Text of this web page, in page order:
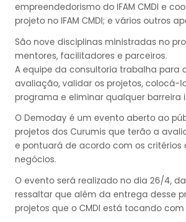
empreendedorismo do IFAM CMDI e
projeto no IFAM CMDI; e vários outros
São nove disciplinas ministradas no
mentores, facilitadores e parceiros.
A equipe da consultoria trabalha
avaliação, validar os projetos,
programa e eliminar qualquer barreira
O Demoday é um evento aberto ao
projetos dos Curumis que terão a
e pontuará de acordo com os
negócios.
O evento será realizado no dia 26/4,
ressaltar que além da entrega desse
projetos que o CMDI está tocando